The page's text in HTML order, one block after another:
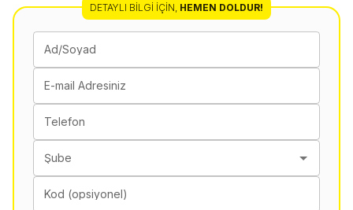
DETAYLI BILGI İÇIN HEMEN DOLDUR!
Ad/Soyad
E-mail Adresiniz
Telefon
Şube
Kod (opsiyonel)